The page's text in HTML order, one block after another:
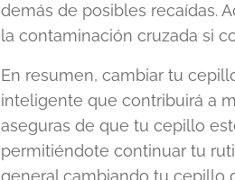
demás de posibles recaídas.
la contaminación cruzada si
En resumen, cambiar tu
inteligente que contribuirá a
aseguras de que tu cepillo
permitiéndote continuar tu
general cambiando tu cepillo